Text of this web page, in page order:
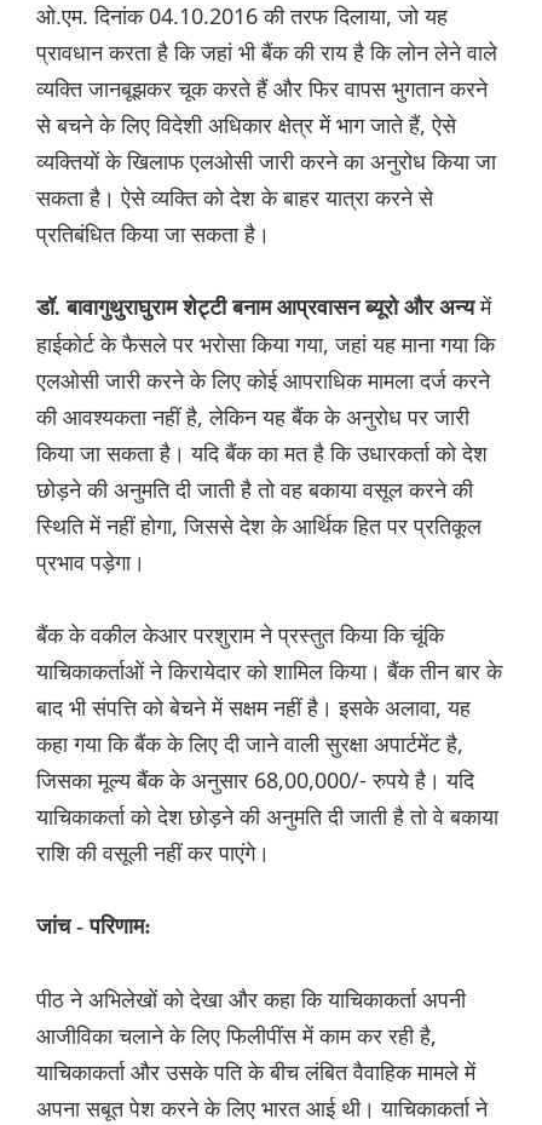
ओ.एम. दिनांक 04.10.2016 की तरफ दिलाया, जो यह
प्रावधान करता है कि जहां भी बैंक की राय है कि लोन लेने वाले
व्यक्ति जानबूझकर चूक करते हैं और फिर वापस भुगतान करने
से बचने के लिए विदेशी अधिकार क्षेत्र में भाग जाते हैं, ऐसे
व्यक्तियों के खिलाफ एलओसी जारी करने का अनुरोध किया जा
सकता है। ऐसे व्यक्ति को देश के बाहर यात्रा करने से
प्रतिबंधित किया जा सकता है।
डॉ. बावागुथुराघुराम शेट्टी बनाम आप्रवासन ब्यूरो और अन्यमें
हाईकोर्ट के फैसले पर भरोसा किया गया, जहां यह माना गया कि
एलओसी जारी करने के लिए कोई आपराधिक मामला दर्ज करने
की आवश्यकता नहीं है, लेकिन यह बैंक के अनुरोध पर जारी
किया जा सकता है। यदि बैंक का मत है कि उधारकर्ता को देश
छोड़ने की अनुमति दी जाती है तो वह बकाया वसूल करने की
स्थिति में नहीं होगा, जिससे देश के आर्थिक हित पर प्रतिकूल
प्रभाव पड़ेगा।
बैंक के वकील केआर परशुराम ने प्रस्तुत किया कि चूंकि
याचिकाकर्ताओं ने किरायेदार को शामिल किया। बैंक तीन बार के
बाद भी संपत्ति को बेचने में सक्षम नहीं है। इसके अलावा, यह
कहा गया कि बैंक के लिए दी जाने वाली सुरक्षा अपार्टमेंट है,
जिसका मूल्य बैंक के अनुसार 68,00,000/- रुपये है। यदि
याचिकाकर्ता को देश छोड़ने की अनुमति दी जाती है तो वे बकाया
राशि की वसूली नहीं कर पाएंगे।
जांच - परिणाम:
पीठ ने अभिलेखों को देखा और कहा कि याचिकाकर्ता अपनी
आजीविका चलाने के लिए फिलीपींस में काम कर रही है,
याचिकाकर्ता और उसके पति के बीच लंबित वैवाहिक मामले में
अपना सबूत पेश करने के लिए भारत आई थी। याचिकाकर्ता ने